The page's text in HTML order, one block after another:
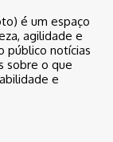
é um espaço
agilidade e
público notícias
sobre o que
e